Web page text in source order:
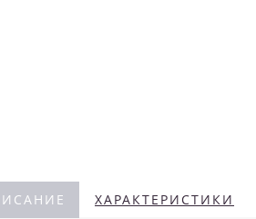
ХАРАКТЕРИСТИКИ